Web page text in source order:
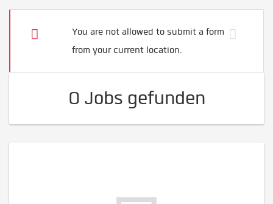
You are not allowed to submit a form
from your current location.
0 Jobs gefunden